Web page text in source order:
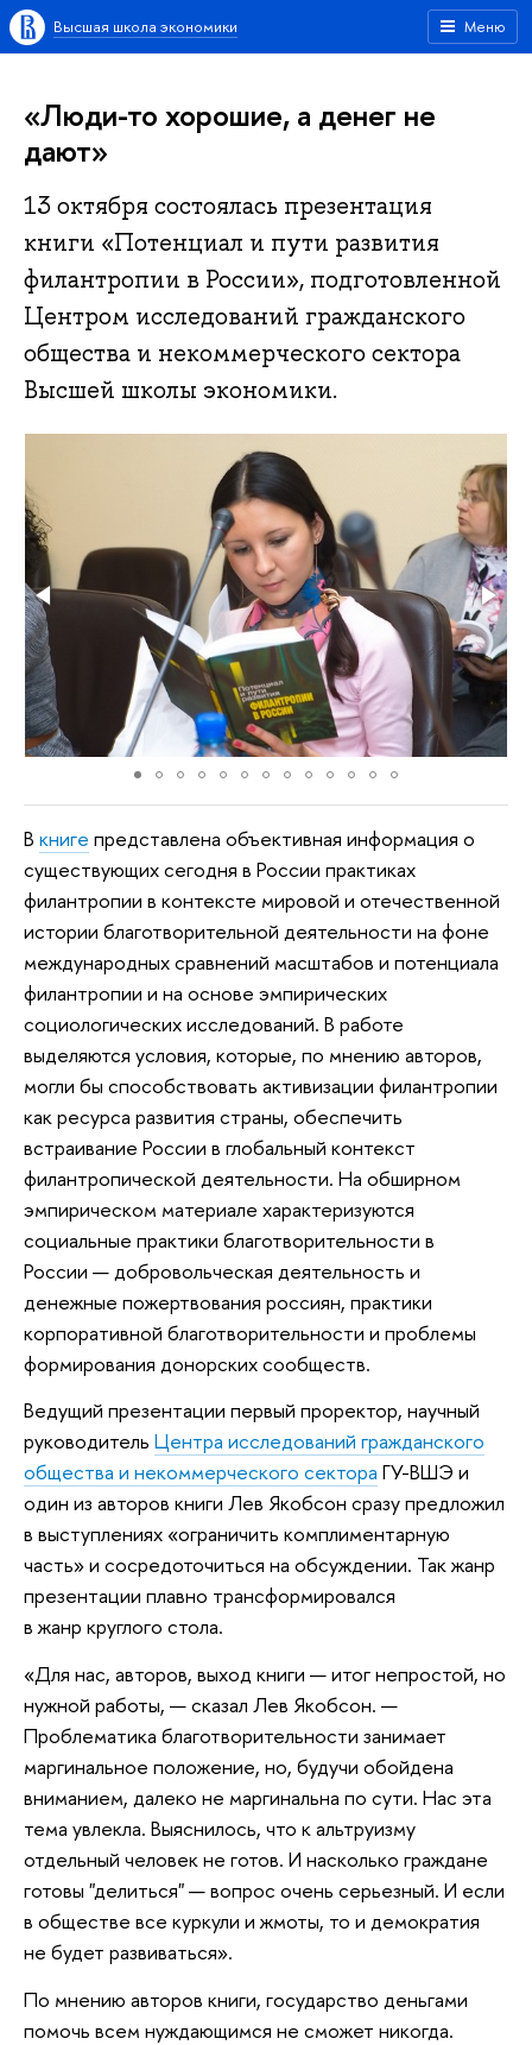
Меню
Высшая школа экономики
«Люди-то хорошие, а денег не
дают»
13 октября состоялась презентация
книги «Потенциал и пути развития
филантропии в России», подготовленной
Центром исследований гражданского
общества и некоммерческого сектора
Высшей школы экономики.
В книге представлена объективная информация о
существующих сегодня в России практиках
филантропии в контексте мировой и отечественной
истории благотворительной деятельности на фоне
международных сравнений масштабов и потенциала
филантропии и на основе эмпирических
социологических исследований. В работе
выделяются условия, которые, по мнению авторов,
могли бы способствовать активизации филантропии
как ресурса развития страны, обеспечить
встраивание России в глобальный контекст
филантропической деятельности. На обширном
эмпирическом материале характеризуются
социальные практики благотворительности в
России — добровольческая деятельность и
денежные пожертвования россиян, практики
корпоративной благотворительности и проблемы
формирования донорских сообществ.
Ведущий презентации первый проректор, научный
руководитель Центра исследований гражданского
общества и некоммерческого сектора ГУ-ВШЭ и
один из авторов книги Лев Якобсон сразу предложил
в выступлениях «ограничить комплиментарную
часть» и сосредоточиться на обсуждении. Так жанр
презентации плавно трансформировался
в жанр круглого стола.
«Для нас, авторов, выход книги — итог непростой, но
нужной работы, — сказал Лев Якобсон. —
Проблематика благотворительности занимает
маргинальное положение, но, будучи обойдена
вниманием, далеко не маргинальна по сути. Нас эта
тема увлекла. Выяснилось, что к альтруизму
отдельный человек не готов. И насколько граждане
готовы "делиться" — вопрос очень серьезный. И если
в обществе все куркули и жмоты, то и демократия
не будет развиваться».
По мнению авторов книги, государство деньгами
помочь всем нуждающимся не сможет никогда.